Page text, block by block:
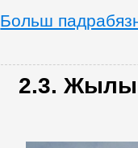
Больш
2.3. Жылы